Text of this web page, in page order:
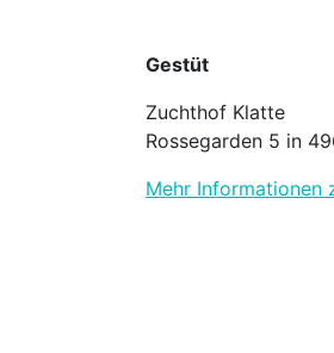
Gestüt
Zuchthof Klatte
Rossegarden 5 in
Mehr Informationen